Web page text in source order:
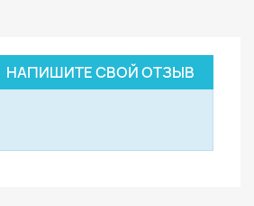
НАПИШИТЕ СВОЙ ОТЗЫВ